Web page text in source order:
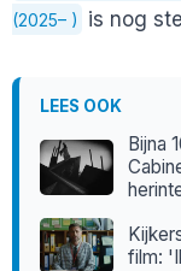
(2025– ) is nog
LEES OOK
Bijna
film: